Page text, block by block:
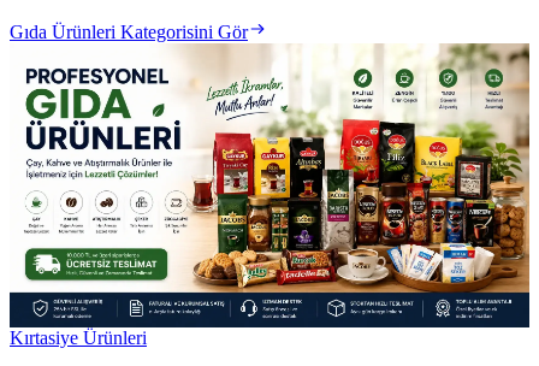
Gıda Ürünleri Kategorisini Gör
Kırtasiye Ürünleri